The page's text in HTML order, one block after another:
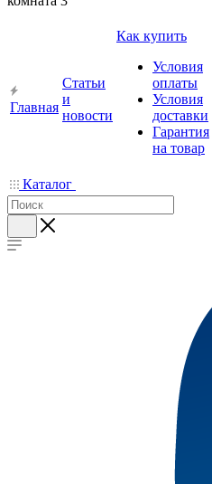
Главная
Статьи
и
новости
Как купить
Условия
оплаты
Условия
доставки
Гарантия
на товар
Каталог